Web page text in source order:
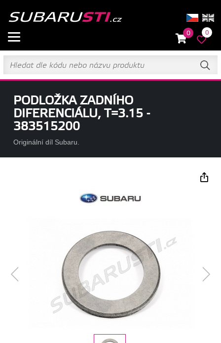
0 0
PODLOŽKA ZADNÍHO
DIFERENCIÁLU, T=3.15 -
383515200
Originální díl Subaru.